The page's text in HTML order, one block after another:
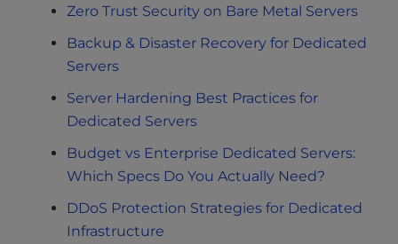
Zero Trust Security on Bare Metal Servers
Backup & Disaster Recovery for Dedicated
Servers
Server Hardening Best Practices for
Dedicated Servers
Budget vs Enterprise Dedicated Servers:
Which Specs Do You Actually Need?
DDoS Protection Strategies for Dedicated
Infrastructure